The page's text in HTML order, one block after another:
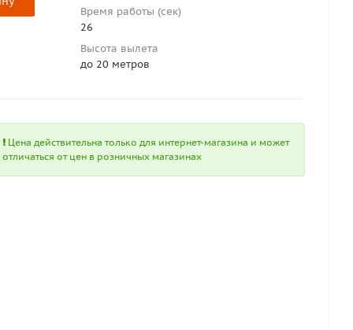
Время работы (сек)
26
Высота вылета
до 20 метров
Цена действительна только для интернет-магазина и может
отличаться от цен в розничных магазинах